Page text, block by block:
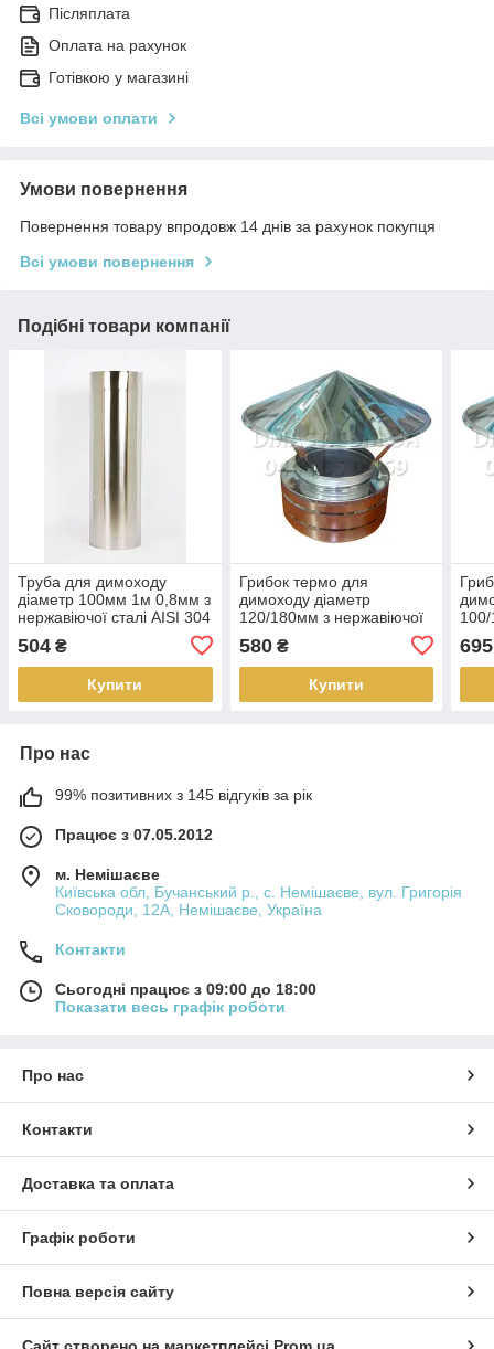
Післяплата
Оплата на рахунок
Готівкою у магазині
Всі умови оплати
Умови повернення
Повернення товару впродовж 14 днів за рахунок покупця
Всі умови повернення
Подібні товари компанії
Труба для димоходу
діаметр 100мм 1м 0,8мм з
нержавіючої сталі AISI 304
504 ₴
Купити
Грибок термо для
димоходу діаметр
120/180мм з нержавіючої
580₴
Купити
100/
695
Про нас
99% позитивних з 145 відгуків за рік
Працює з 07.05.2012
м. Немішаєве
Київська обл, Бучанський р., с. Немішаєве, вул. Григорія
Сковороди, 12А, Немішаєве, Україна
Контакти
Сьогодні працює з 09:00 до 18:00
Показати весь графік роботи
Про нас
Контакти
Доставка та оплата
Графік роботи
Повна версія сайту